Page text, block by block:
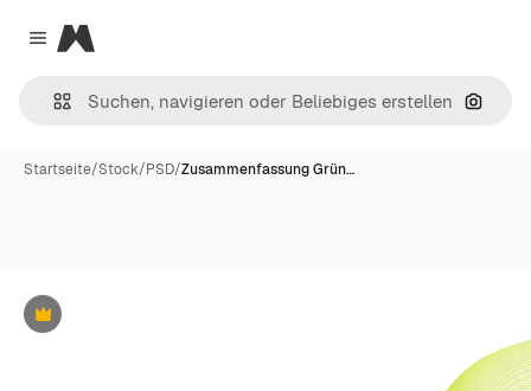
Close menu
Magnific
Nach
Startseite/Stock/PSD/Zusammenfassung Grün…
Premium